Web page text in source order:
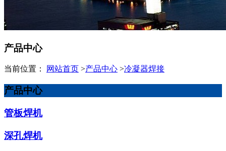
产品中心
当前位置： 网站首页 >产品中心 >冷凝器焊接
产品中心
管板焊机
深孔焊机